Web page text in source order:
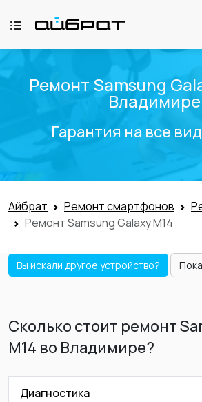
Ремонт Samsung
Владимире
Гарантия на все
Айбрат Ремонт смартфонов
Ремонт Samsung Galaxy M14
Вы искали другое устройство?
Сколько стоит ремонт
M14 во Владимире?
Диагностика